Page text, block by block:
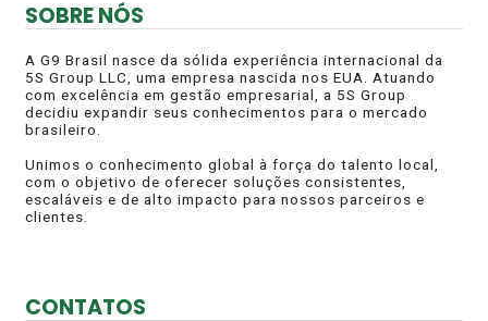
SOBRE NÓS
A G9 Brasil nasce da sólida experiência internacional da
5S Group LLC, uma empresa nascida nos EUA. Atuando
com excelência em gestão empresarial, a 5S Group
decidiu expandir seus conhecimentos para o mercado
brasileiro.
Unimos o conhecimento global à força do talento local,
com o objetivo de oferecer soluções consistentes,
escaláveis e de alto impacto para nossos parceiros e
clientes.
CONTATOS